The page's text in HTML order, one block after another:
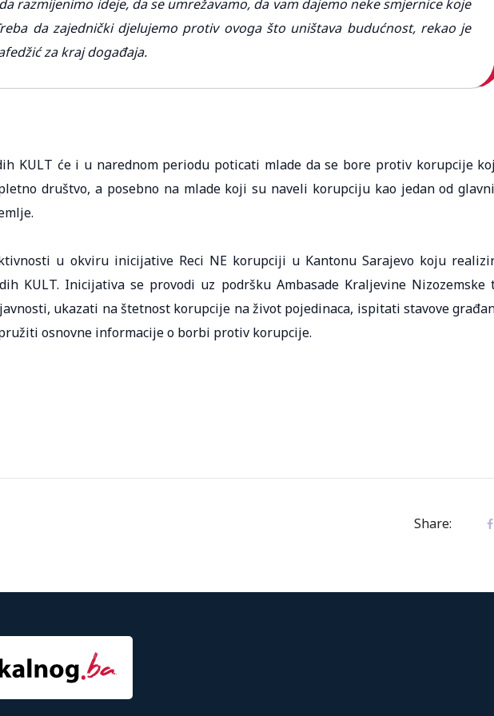
razmijenimo ideje, da se umrežavamo, da vam dajemo neke smjernice koje
da zajednički djelujemo protiv ovoga što uništava budućnost, rekao je
za kraj događaja.
KULT će i u narednom periodu poticati mlade da se bore protiv korupcije
društvo, a posebno na mlade koji su naveli korupciju kao jedan od
u okviru inicijative Reci NE korupciji u Kantonu Sarajevo koju
KULT. Inicijativa se provodi uz podršku Ambasade Kraljevine Nizozemske
ukazati na štetnost korupcije na život pojedinaca, ispitati stavove
osnovne informacije o borbi protiv korupcije.
Share: